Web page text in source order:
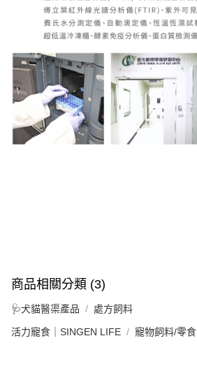
商品相關分類 (3)
🩺犬貓醫渠產品 處方飼料
活力寵食｜SINGEN LIFE 寵物飼料/零食